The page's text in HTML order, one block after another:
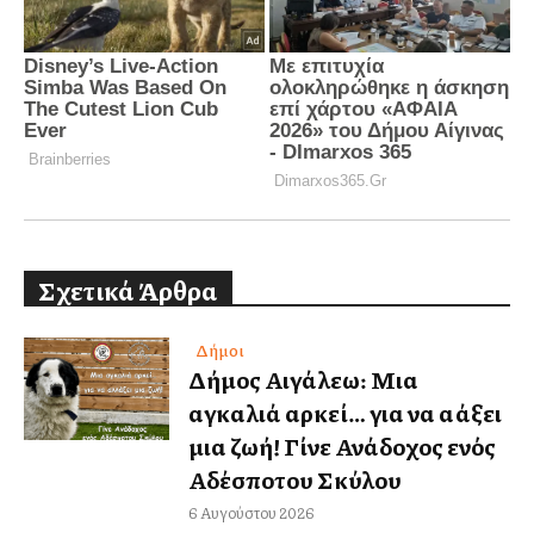
Σχετικά Άρθρα
Δήμοι
Δήμος Αιγάλεω: Μια
αγκαλιά αρκεί… για να αλλάξει
μια ζωή! Γίνε Ανάδοχος ενός
Αδέσποτου Σκύλου
6 Αυγούστου 2026